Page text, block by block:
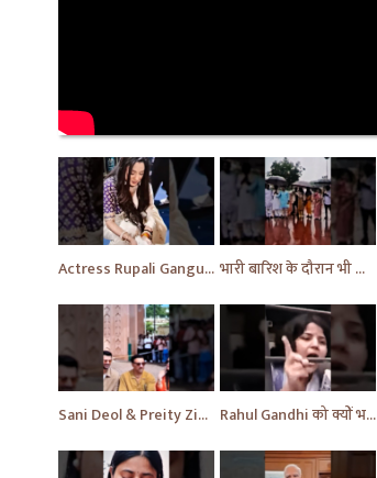
Actress Rupali Ganguly looking beautiful Play a cute puppy | Bollywood | Bollywood News #shorts #yt भारी बारिश के दौरान भी विपक्ष का प्रदर्शन जारी | News Today | Congress | Samajwadi | #shorts #yt
Sani Deol & Preity Zinta visits at Lucknow | Bollywood | Bollywood News | #bollywood #shorts #yt Rahul Gandhi को क्यों भड़क गई महिला | Congress Party | Samajwadi Party | #shorts #ytshorts #yt